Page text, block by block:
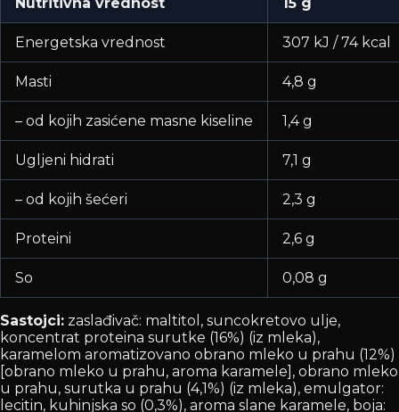
Nutritivna vrednost 15 g
Energetska vrednost 307 kJ / 74 kcal
Masti 4,8 g
– od kojih zasićene masne kiseline 1,4 g
Ugljeni hidrati 7,1 g
– od kojih šećeri 2,3 g
Proteini 2,6 g
So 0,08 g
Sastojci: zaslađivač: maltitol, suncokretovo ulje,
koncentrat proteina surutke (16%) (iz mleka),
karamelom aromatizovano obrano mleko u prahu (12%)
[obrano mleko u prahu, aroma karamele], obrano mleko
u prahu, surutka u prahu (4,1%) (iz mleka), emulgator:
lecitin, kuhinjska so (0,3%), aroma slane karamele, boja: